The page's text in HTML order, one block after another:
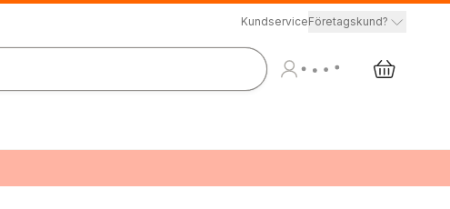
KundserviceFöretagskund?